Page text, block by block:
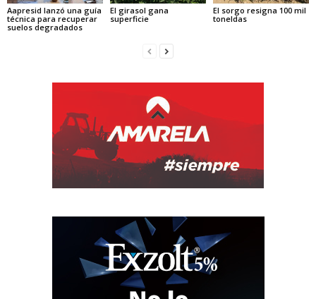
Aapresid lanzó una guía
técnica para recuperar
suelos degradados
El girasol gana
superficie
El sorgo resigna 100 mil
toneldas